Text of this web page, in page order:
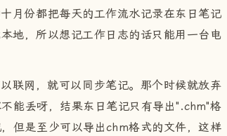
月份都把每天的工作流水记录在东日笔记
地，所以想记工作日志的话只能用一台电
联网，就可以同步笔记。那个时候就放弃
能丢呀，结果东日笔记只有导出".chm"格
但是至少可以导出chm格式的文件，这样